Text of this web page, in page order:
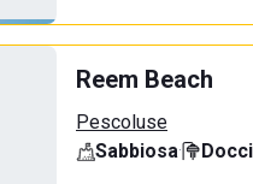
Reem Beach
Pescoluse
Sabbiosa·